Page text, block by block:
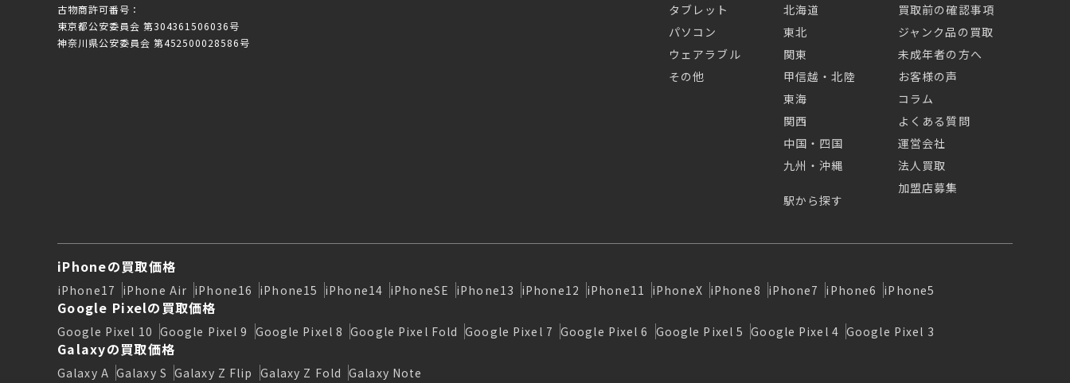
古物商許可番号：
東京都公安委員会 第304361506036号
神奈川県公安委員会 第452500028586号
タブレット
パソコン
ウェアラブル
その他
北海道
東北
関東
甲信越・北陸
東海
関西
中国・四国
九州・沖縄
駅から探す
買取前の確認事項
ジャンク品の買取
未成年者の方へ
お客様の声
コラム
よくある質問
運営会社
法人買取
加盟店募集
iPhoneの買取価格
iPhone17 iPhone Air iPhone16 iPhone15 iPhone14 iPhoneSE iPhone13 iPhone12 iPhone11 iPhoneX iPhone8 iPhone7 iPhone6 iPhone5
Google Pixelの買取価格
Google Pixel 10 Google Pixel 9 Google Pixel 8 Google Pixel Fold Google Pixel 7 Google Pixel 6 Google Pixel 5 Google Pixel 4 Google Pixel 3
Galaxyの買取価格
Galaxy A Galaxy S Galaxy Z Flip Galaxy Z Fold Galaxy Note